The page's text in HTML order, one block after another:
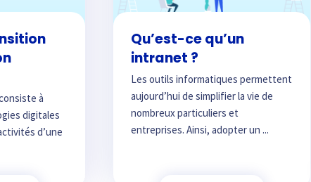
à
digitales
d’une
Qu’est-ce qu’un
intranet ?
Les outils informatiques permettent
aujourd’hui de simplifier la vie de
nombreux particuliers et
entreprises. Ainsi, adopter un ...